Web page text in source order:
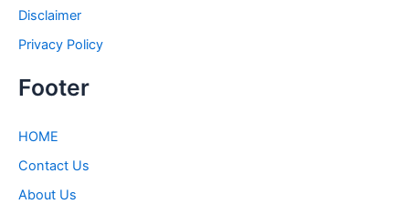
Disclaimer
Privacy Policy
Footer
HOME
Contact Us
About Us